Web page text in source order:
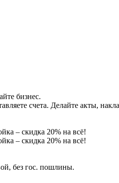
бизнес.
счета. Делайте акты,
– скидка 20% на всё!
– скидка 20% на всё!
без гос. пошлины.